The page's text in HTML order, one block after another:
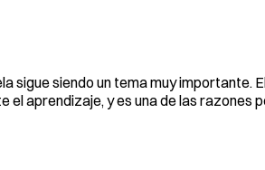
sigue siendo un tema muy importante.
aprendizaje, y es una de las razones